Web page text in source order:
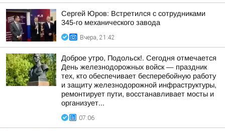
Сергей Юров: Встретился с сотрудниками
345-го механического завода
Вчера, 21:42
Доброе утро, Подольск!. Сегодня отмечается
День железнодорожных войск — праздник
тех, кто обеспечивает бесперебойную работу
и защиту железнодорожной инфраструктуры,
ремонтирует пути, восстанавливает мосты и
организует...
07:06